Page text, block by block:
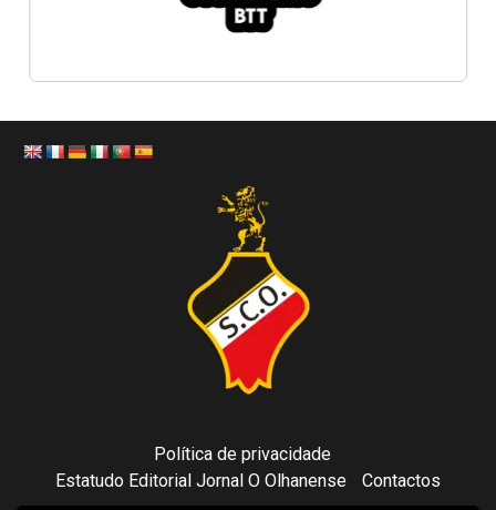
Política de privacidade
Estatudo Editorial Jornal O Olhanense
Contactos